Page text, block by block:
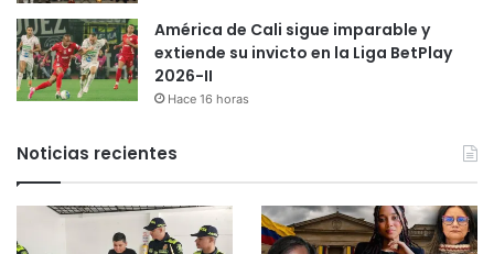
América de Cali sigue imparable y
extiende su invicto en la Liga BetPlay
2026-II
Hace 16 horas
Noticias recientes